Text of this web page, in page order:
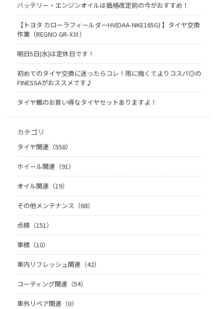
バッテリー・エンジンオイルは価格改定前の今がおすすめ！
【トヨタ カローラフィールダーHV(DAA-NKE165G) 】タイヤ交換
作業（REGNO GR-XⅢ）
明日5日(水)は定休日です！
初めてのタイヤ交換に迷ったらコレ！雨に強くてよりコスパ◎の
FINESSAがおススメです♪
タイヤ館のお買い得なタイヤセットありますよ！
カテゴリ
タイヤ関連（558）
ホイール関連（91）
オイル関連（19）
その他メンテナンス（68）
点検（151）
車検（10）
車内リフレッシュ関連（42）
コーティング関連（54）
車外リペア関連（0）